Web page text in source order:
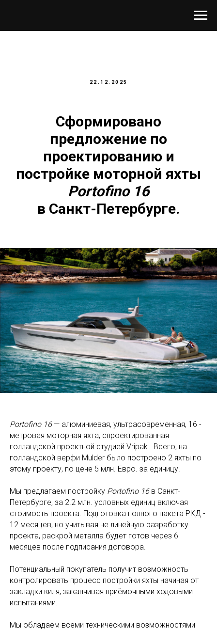
22.12.2025
Cформировано
предложение по
проектированию и
постройке моторной яхты
Portofino 16
в Санкт-Петербурге.
Portofino 16— алюминиевая, ультрасовременная, 16 -
метровая моторная яхта, спроектированная
голландской проектной студией Vripak. Всего, на
голландской верфи Mulder было построено 2 яхты по
этому проекту, по цене 5 млн. Евро. за единицу.
Мы предлагаем постройку Portofino 16в Санкт-
Петербурге, за 2.2 млн. условных единиц включая
стоимость проекта. Подготовка полного пакета РКД -
12 месяцев, но учитывая не линейную разработку
проекта, раскрой металла будет готов через 6
месяцев после подписания договора.
Потенциальный покупатель получит возможность
контролировать процесс постройки яхты начиная от
закладки киля, заканчивая приёмочными ходовыми
испытаниями.
Мы обладаем всеми техническими возможностями